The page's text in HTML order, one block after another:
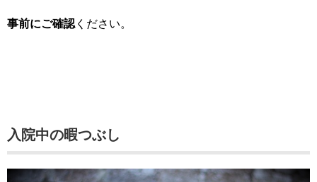
事前にご確認 ください。
入院中の暇つぶし